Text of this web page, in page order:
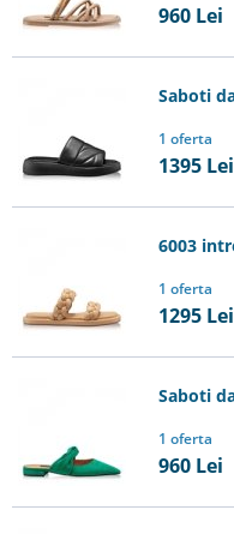
960 Lei
Saboti
1 oferta
1395 Lei
6003
1 oferta
1295 Lei
Saboti
1 oferta
960 Lei